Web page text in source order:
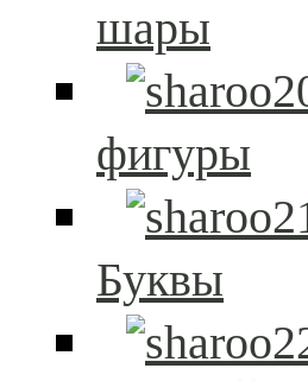
шары
фигуры
Буквы